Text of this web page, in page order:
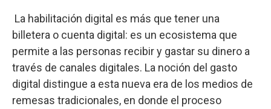
La habilitación digital es más que tener una
billetera o cuenta digital: es un ecosistema que
permite a las personas recibir y gastar su dinero a
través de canales digitales. La noción del gasto
digital distingue a esta nueva era de los medios de
remesas tradicionales, en donde el proceso